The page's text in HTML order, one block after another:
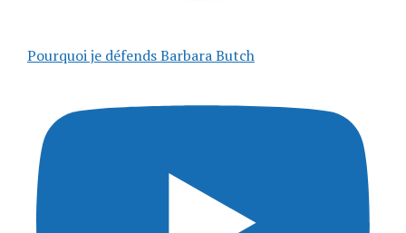
Pourquoi je défends Barbara Butch